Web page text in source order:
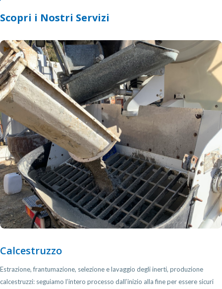
Scopri i Nostri Servizi
Calcestruzzo
Estrazione, frantumazione, selezione e lavaggio degli inerti, produzione
calcestruzzi: seguiamo l’intero processo dall’inizio alla fine per essere sicuri